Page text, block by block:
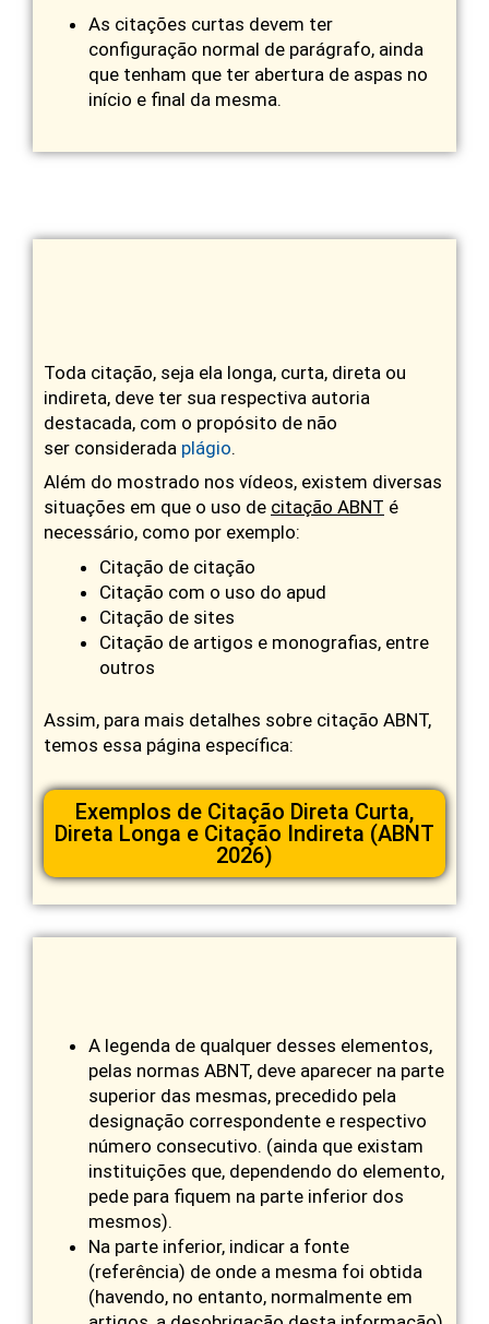
As citações curtas devem ter
configuração normal de parágrafo, ainda
que tenham que ter abertura de aspas no
início e final da mesma.
Toda citação, seja ela longa, curta, direta ou
indireta, deve ter sua respectiva autoria
destacada, com o propósito de não
ser considerada plágio.
Além do mostrado nos vídeos, existem diversas
situações em que o uso de citação ABNT é
necessário, como por exemplo:
Citação de citação
Citação com o uso do apud
Citação de sites
Citação de artigos e monografias, entre
outros
Assim, para mais detalhes sobre citação ABNT,
temos essa página específica:
Exemplos de Citação Direta Curta,
Direta Longa e Citação Indireta (ABNT
2026)
A legenda de qualquer desses elementos,
pelas normas ABNT, deve aparecer na parte
superior das mesmas, precedido pela
designação correspondente e respectivo
número consecutivo. (ainda que existam
instituições que, dependendo do elemento,
pede para fiquem na parte inferior dos
mesmos).
Na parte inferior, indicar a fonte
(referência) de onde a mesma foi obtida
(havendo, no entanto, normalmente em